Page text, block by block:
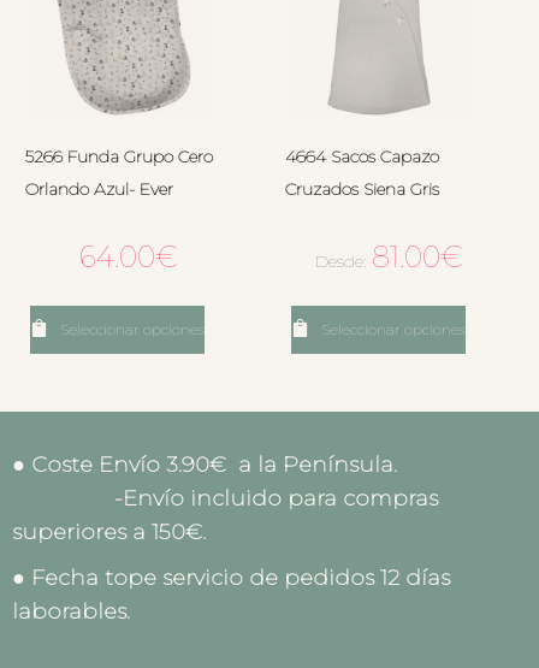
5266 Funda Grupo Cero
Orlando Azul- Ever
64.00€
Seleccionar opciones
4664 Sacos Capazo
Cruzados Siena Gris
Desde: 81.00€
Seleccionar opciones
● Coste Envío 3.90€ a la Península.
-Envío incluido para compras
superiores a 150€.
● Fecha tope servicio de pedidos 12 días
laborables.